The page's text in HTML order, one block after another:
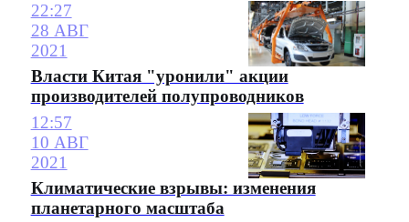
22:27
28 АВГ
2021
Власти Китая "уронили" акции
производителей полупроводников
12:57
10 АВГ
2021
Климатические взрывы: изменения
планетарного масштаба